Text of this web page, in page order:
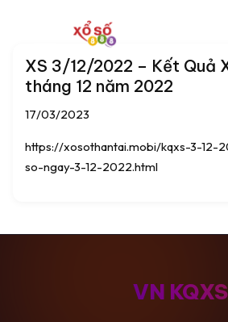
XS 3/12/2022 – Kết Quả
tháng 12 năm 2022
17/03/2023
https://xosothantai.mobi/kqxs-3-12-
so-ngay-3-12-2022.html
VN KQXS